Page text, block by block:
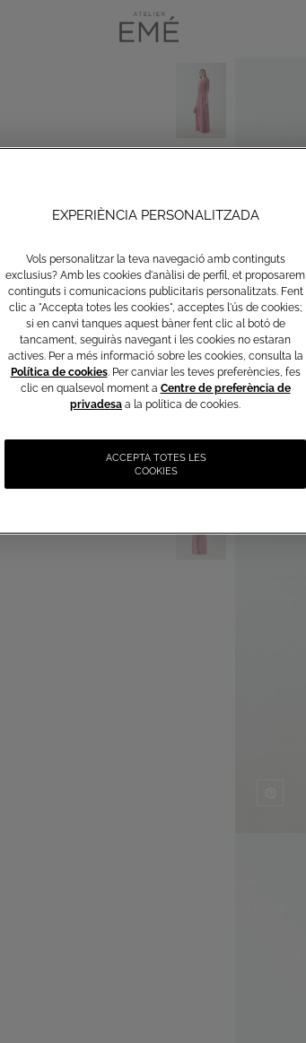
EXPERIÈNCIA PERSONALITZADA
Vols personalitzar la teva navegació amb continguts
exclusius? Amb les cookies d'anàlisi de perfil, et proposarem
continguts i comunicacions publicitaris personalitzats. Fent
clic a "Accepta totes les cookies", acceptes l'ús de cookies;
si en canvi tanques aquest bàner fent clic al botó de
tancament, seguiràs navegant i les cookies no estaran
actives. Per a més informació sobre les cookies, consulta la
Política de cookies. Per canviar les teves preferències, fes
clic en qualsevol moment a Centre de preferència de
privadesa a la política de cookies.
ACCEPTA TOTES LES
COOKIES